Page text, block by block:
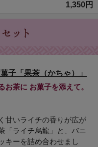
1,350円
子「果茶（かちゃ）」
お茶に お菓子を添えて。
甘いライチの香りが広が
「ライチ烏龍」と、バニ
キーを詰め合わせまし